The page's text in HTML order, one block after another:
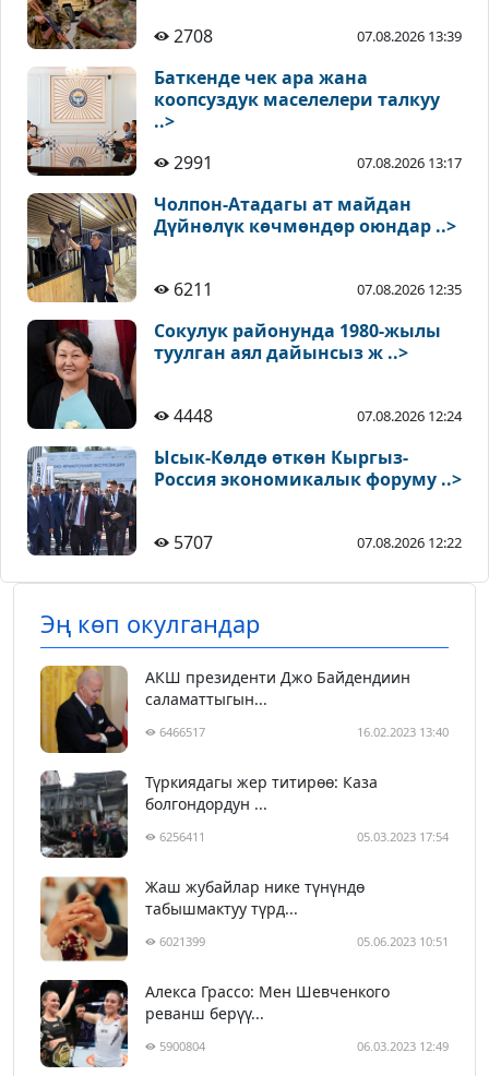
2708 07.08.2026 13:39
Баткенде чек ара жана
коопсуздук маселелери талкуу
..>
2991
07.08.2026 13:17
Чолпон-Атадагы ат майдан
Дүйнөлүк көчмөндөр оюндар ..>
6211 07.08.2026 12:35
Сокулук районунда 1980-жылы
туулган аял дайынсыз ж ..>
4448 07.08.2026 12:24
Ысык-Көлдө өткөн Кыргыз-
Россия экономикалык форуму ..>
5707 07.08.2026 12:22
Эң көп окулгандар
АКШ президенти Джо Байдендиин
саламаттыгын...
6466517 16.02.2023 13:40
Түркиядагы жер титирөө: Каза
болгондордун ...
6256411 05.03.2023 17:54
Жаш жубайлар нике түнүндө
табышмактуу түрд...
6021399 05.06.2023 10:51
Алекса Грассо: Мен Шевченкого
реванш берүү...
5900804 06.03.2023 12:49